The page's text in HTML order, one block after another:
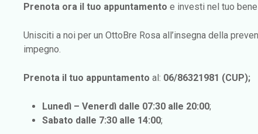
Prenota ora il tuo appuntamento e investi nel tuo
Unisciti a noi per un OttoBre Rosa all’insegna della
impegno.
Prenota il tuo appuntamento al: 06/86321981 (CUP);
Lunedì – Venerdì dalle 07:30 alle 20:00;
Sabato dalle 7:30 alle 14:00;